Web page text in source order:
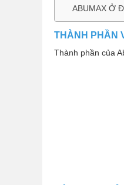
ABUMAX Ở
THÀNH PHẦN
Thành phần của